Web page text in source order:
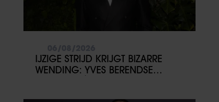
IJZIGE STRIJD KRIJGT BIZARRE
WENDING: YVES BERENDSE